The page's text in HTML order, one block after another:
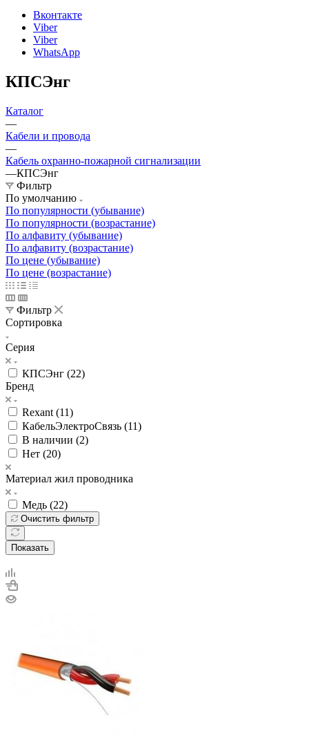
Вконтакте
Viber
Viber
WhatsApp
КПСЭнг
Каталог
—
Кабели и провода
—
Кабель охранно-пожарной сигнализации
—КПСЭнг
Фильтр
По умолчанию
По популярности (убывание)
По популярности (возрастание)
По алфавиту (убывание)
По алфавиту (возрастание)
По цене (убывание)
По цене (возрастание)
Фильтр
Сортировка
Серия
КПСЭнг (22)
Бренд
Rexant (11)
КабельЭлектроСвязь (11)
В наличии (2)
Нет (20)
Материал жил проводника
Медь (22)
Очистить фильтр
Показать